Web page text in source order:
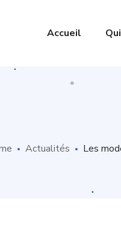
Accueil
Actualités Les